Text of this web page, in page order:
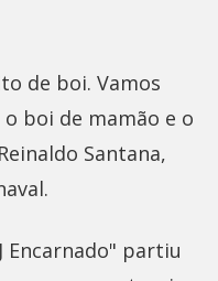
de boi. Vamos
boi de mamão e o
Santana,
Encarnado" partiu